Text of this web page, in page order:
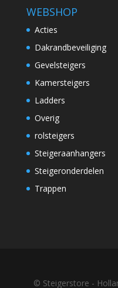
WEBSHOP
Acties
Dakrandbeveiliging
Gevelsteigers
Kamersteigers
Ladders
Overig
rolsteigers
Steigeraanhangers
Steigeronderdelen
Trappen
© Steigerstore -